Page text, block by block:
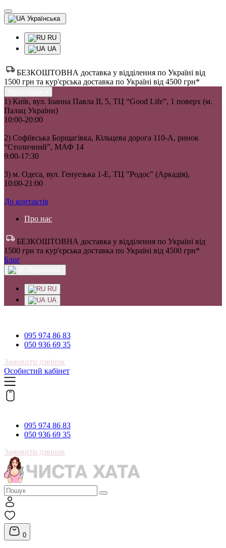
Українська
RU
UA
БЕЗКОШТОВНА доставка у відділення по Україні від
1500 грн та кур'єрська доставка по Україні від 4500 грн*
1) Київ, вул. Іоанна Павла II, 5, ТЦ “Good Life”, 1 поверх (м.
Палац України)
10:00-20:00
2) Софіївська Борщагівка, Кільцева дорога 110-А, ринок
“Столичний”, МАФ 14
9:00-17:30
3) м. Одеса, вул. Генуезька 1-Е, ТЦ "Родос" (Аркадія),
10:00-21:00
До контактів
Про нас
БЕЗКОШТОВНА доставка у відділення по Україні від
1500 грн та кур'єрська доставка по Україні від 4500 грн*
Блог
RU
UA
095 974 86 83
050 936 69 35
Замовити дзвінок
Особистий кабінет
095 974 86 83
050 936 69 35
Замовити дзвінок
0